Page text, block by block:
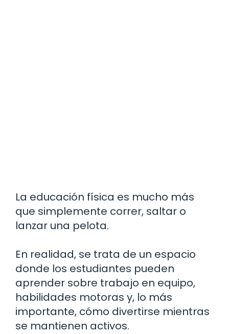
La educación física es mucho más
que simplemente correr, saltar o
lanzar una pelota.
En realidad, se trata de un espacio
donde los estudiantes pueden
aprender sobre trabajo en equipo,
habilidades motoras y, lo más
importante, cómo divertirse mientras
se mantienen activos.